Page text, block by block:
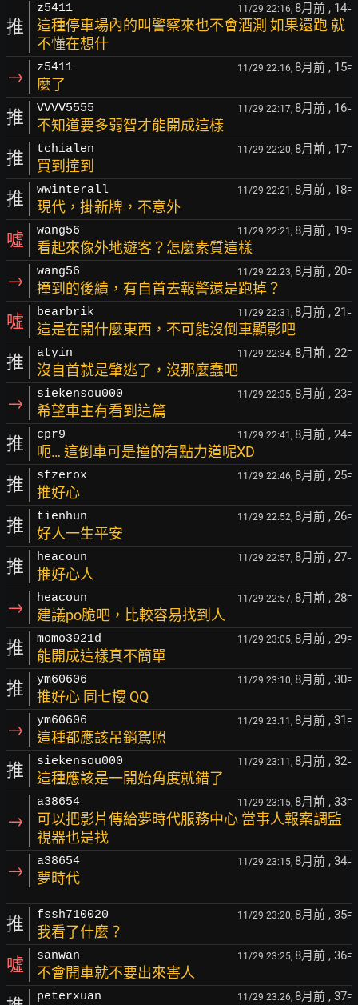
推
z5411 11/29 22:16, 8月前 , 14F
這種停車場內的叫警察來也不會酒測 如果還跑 就
不懂在想什
→ z5411 11/29 22:16, 8月前 , 15F
麼了
推 VVVV5555 11/29 22:17, 8月前 , 16F
不知道要多弱智才能開成這樣
推 tchialen 11/29 22:20, 8月前 , 17F
買到撞到
推 wwinterall 11/29 22:21, 8月前 , 18F
現代，掛新牌，不意外
噓 wang56 11/29 22:21, 8月前 , 19F
看起來像外地遊客？怎麼素質這樣
→ wang56 11/29 22:23, 8月前 , 20F
撞到的後續，有自首去報警還是跑掉？
噓 bearbrik 11/29 22:31, 8月前 , 21 F
這是在開什麼東西，不可能沒倒車顯影吧
推 atyin 11/29 22:34, 8月前 , 22F
沒自首就是肇逃了，沒那麼蠢吧
→ siekensou000 11/29 22:35, 8月前 , 23F
希望車主有看到這篇
推 cpr9 11/29 22:41, 8月前 , 24F
呃… 這倒車可是撞的有點力道呢XD
推 sfzerox 11/29 22:46, 8月前 , 25F
推好心
推 tienhun 11/29 22:52, 8月前 , 26F
好人一生平安
推 heacoun 11/29 22:57, 8月前 , 27F
推好心人
→ heacoun 11/29 22:57, 8月前 , 28F
建議po脆吧，比較容易找到人
推 momo3921d 11/29 23:05, 8月前 , 29F
能開成這樣真不簡單
推 ym60606 11/29 23:10, 8月前 , 30F
推好心 同七樓 QQ
→ ym60606 11/29 23:11, 8月前 , 31 F
這種都應該吊銷駕照
推 siekensou000 11/29 23:11, 8月前 , 32F
這種應該是一開始角度就錯了
→
a38654 11/29 23:15, 8月前 , 33F
可以把影片傳給夢時代服務中心 當事人報案調監
視器也是找
→ a38654 11/29 23:15, 8月前 , 34F
夢時代
推 fssh710020 11/29 23:20, 8月前 , 35F
我看了什麼？
噓 sanwan 11/29 23:25, 8月前 , 36F
不會開車就不要出來害人
peterxuan 11/29 23:26, 8月前 , 37F